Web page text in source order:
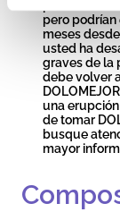
pero podrían
meses
usted ha
graves de la
debe volver
una
de tomar
busque
mayor